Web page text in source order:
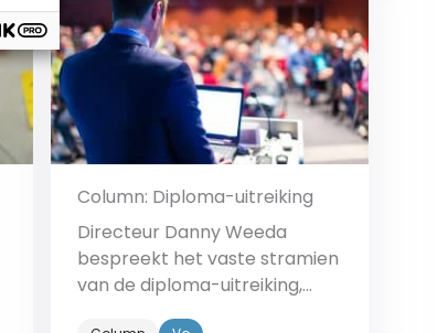
Column: Diploma-uitreiking
Directeur Danny Weeda
bespreekt het vaste stramien
van de diploma-uitreiking,